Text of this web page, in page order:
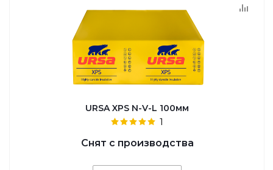
URSA XPS N-V-L 100мм
1
Снят с производства